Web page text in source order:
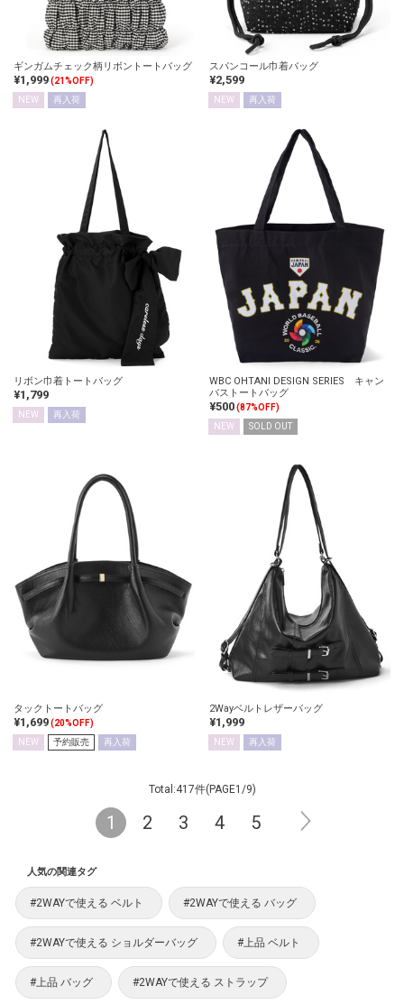
ギンガムチェック柄リボントートバッグ
¥1,999(21%OFF)
NEW
再入荷
スパンコール巾着バッグ
¥2,599
NEW 再入荷
リボン巾着トートバッグ
¥1,799
NEW 再入荷
WBC OHTANI DESIGN SERIES キャン
バストートバッグ
¥500(87%OFF)
NEW
SOLD OUT
タックトートバッグ
¥1,699(20%OFF)
NEW
予約販売 再入荷
2Wayベルトレザーバッグ
¥1,999
NEW 再入荷
Total:417件(PAGE1/9)
1 2 3 4 5
人気の関連タグ
#2WAYで使える ベルト #2WAYで使える バッグ
#2WAYで使える ショルダーバッグ #上品 ベルト
#上品 バッグ #2WAYで使える ストラップ